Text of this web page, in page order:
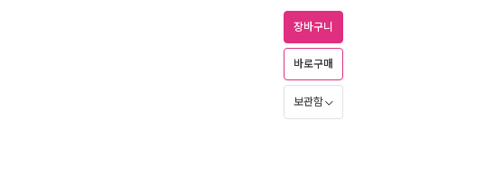
장바구니
바로구매
보관함